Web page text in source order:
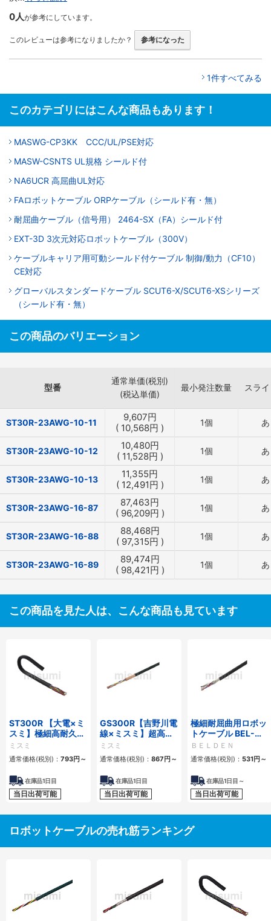
0人が参考にしています。
このレビューは参考になりましたか？ 参考になった
1件すべてみる
このカテゴリにはこんな商品もあります！
MASWG-CP3KK CCC/UL/PSE対応
MASW-CSNTS UL規格 シールド付
NA6UCR 高屈曲UL対応
FAロボットケーブル ORPケーブル（シールド有・無）
耐屈曲ケーブル（信号用） 2464-SX（FA）シールド付
EXT-3D 3次元対応ロボットケーブル（300V）
ケーブルキャリア用可動シールド付ケーブル 制御/動力（CF10）
CE対応
グローバルスタンダードケーブル SCUT6-X/SCUT6-XSシリーズ
（シールド有・無）
この商品のバリエーション
型番
通常単価(税別)
(税込単価)
最小発注数量 スラ
ST30R-23AWG-10-11 9,607円
( 10,568円 ) 1個
ST30R-23AWG-10-12 10,480円
( 11,528円 ) 1個
ST30R-23AWG-10-13 11,355円
( 12,491円 ) 1個
ST30R-23AWG-16-87 87,463円
( 96,209円 ) 1個
ST30R-23AWG-16-88 88,468円
( 97,315円 ) 1個
ST30R-23AWG-16-89 89,474円
( 98,421円 ) 1個
この商品を見た人は、こんな商品も見ています
ST300R 【大電×ミ
スミ】極細高耐久ロ
ボットケーブル（シ
ールド無・有）
ミスミ
通常価格(税別)： 793円 ～
在庫品1日目
当日出荷可能
GS300R【吉野川電
線×ミスミ】超高屈
曲銅合金ロボットケ
ーブル（シールド
無・有）
ミスミ
通常価格(税別)： 867 円 ～
在庫品1日目
当日出荷可能
極細耐屈曲用ロボッ
トケーブル BEL-
RBT 20276シリー
ズ UL／CE シールド
有・無
ＢＥＬＤＥＮ
通常価格(税別)： 531円 ～
在庫品1日目～
当日出荷可能
ロボットケーブルの売れ筋ランキング